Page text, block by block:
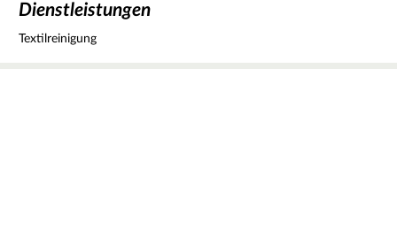
Dienstleistungen
Textilreinigung